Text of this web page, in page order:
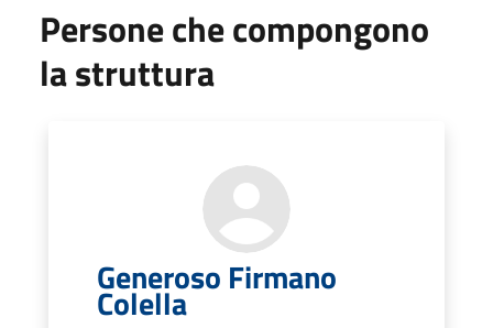
Persone che compongono
la struttura
Generoso Firmano
Colella